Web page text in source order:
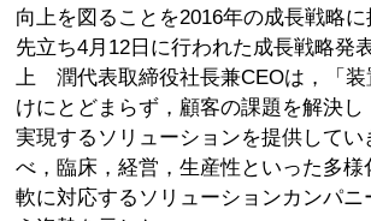
向上を図ることを2016年の成長戦略
先立ち4月12日に行われた成長戦略発
上 潤代表取締役社長兼CEOは，「
けにとどまらず，顧客の課題を解決し
実現するソリューションを提供してい
べ，臨床，経営，生産性といった多様
軟に対応するソリューションカンパニ